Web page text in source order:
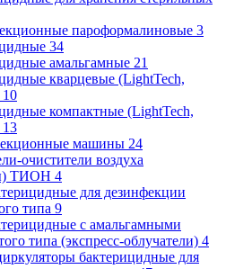
пароформалиновые 3
34
амальгамные 21
кварцевые (LightTech,
10
компактные (LightTech,
13
машины 24
очистители воздуха
ТИОН 4
для дезинфекции
типа 9
с амальгамными
типа (экспресс-облучатели) 4
бактерицидные для